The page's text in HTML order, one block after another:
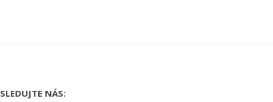
SLEDUJTE NÁS: